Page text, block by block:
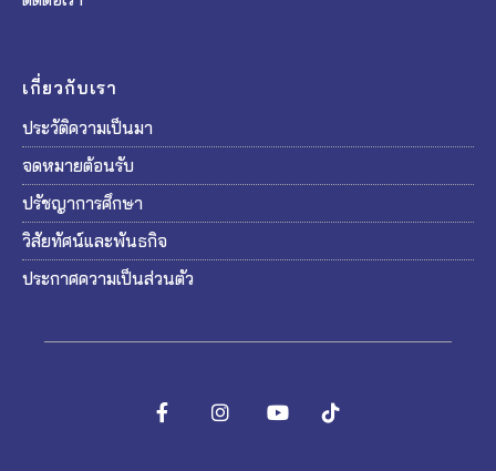
เกี่ยวกับเรา
ประวัติความเป็นมา
จดหมายต้อนรับ
ปรัชญาการศึกษา
วิสัยทัศน์และพันธกิจ
ประกาศความเป็นส่วนตัว